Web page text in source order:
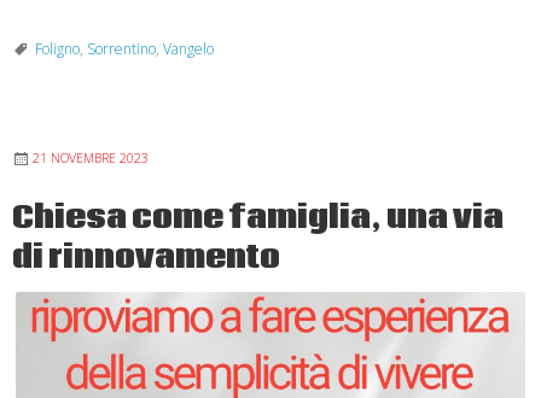
B
20-
35)
Foligno, Sorrentino, Vangelo
21 NOVEMBRE 2023
Chiesa come famiglia, una via
di rinnovamento